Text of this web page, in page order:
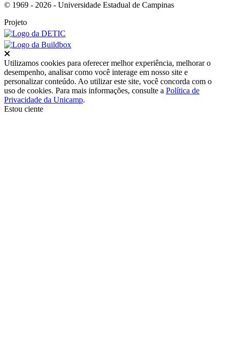
© 1969 - 2026 - Universidade Estadual de Campinas
Projeto
Utilizamos cookies para oferecer melhor experiência, melhorar o
desempenho, analisar como você interage em nosso site e
personalizar conteúdo. Ao utilizar este site, você concorda com o
uso de cookies. Para mais informações, consulte a Política de
Privacidade da Unicamp.
Estou ciente